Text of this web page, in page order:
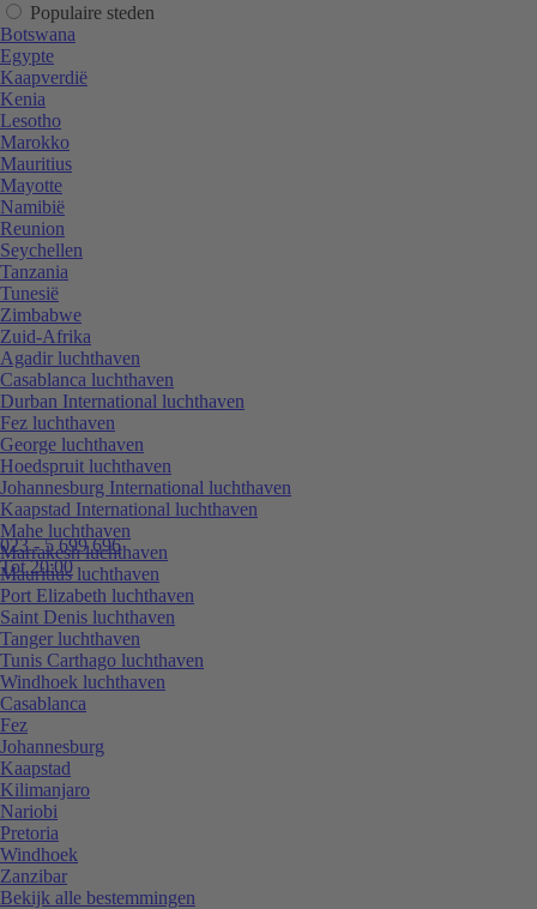
023 - 5 699 696
Tot 20:00
Populaire steden
Botswana
Egypte
Kaapverdië
Kenia
Lesotho
Marokko
Mauritius
Mayotte
Namibië
Reunion
Seychellen
Tanzania
Tunesië
Zimbabwe
Zuid-Afrika
Agadir luchthaven
Casablanca luchthaven
Durban International luchthaven
Fez luchthaven
George luchthaven
Hoedspruit luchthaven
Johannesburg International luchthaven
Kaapstad International luchthaven
Mahe luchthaven
Marrakesh luchthaven
Mauritius luchthaven
Port Elizabeth luchthaven
Saint Denis luchthaven
Tanger luchthaven
Tunis Carthago luchthaven
Windhoek luchthaven
Casablanca
Fez
Johannesburg
Kaapstad
Kilimanjaro
Nariobi
Pretoria
Windhoek
Zanzibar
Bekijk alle bestemmingen